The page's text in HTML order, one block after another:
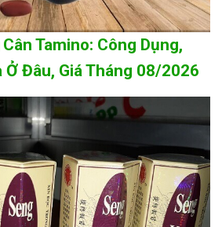
Tamino: Công Dụng,
Ở Đâu, Giá Tháng 08/2026